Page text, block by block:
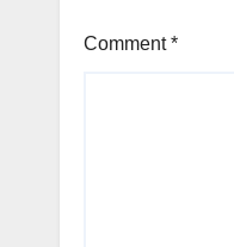
Comment*